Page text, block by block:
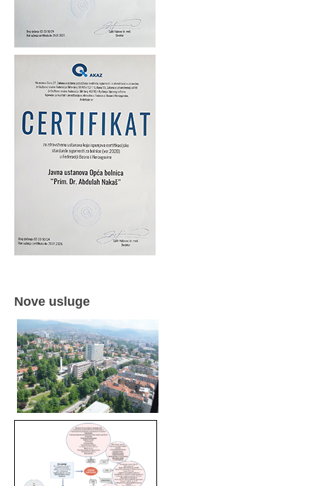
Nove usluge